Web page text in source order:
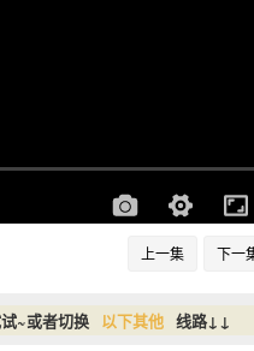
上一集 下一
~或者切换 以下其他 线路↓↓